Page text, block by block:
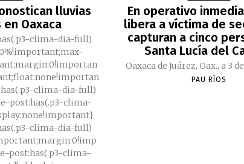
lluvias
Oaxaca
clima-dia-full)
clima-dia-full)
post:has(.p3-clima-
clima-dia-full)
post:has(.p3-clima-
En operativo
libera a víctima de
capturan a cinco
Santa Lucía del
Oaxaca de Juárez, Oax., a 3
PAU RÍOS